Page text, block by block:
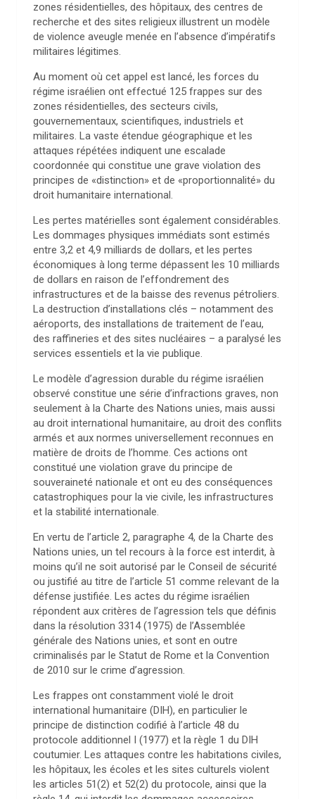
zones résidentielles, des hôpitaux, des centres de
recherche et des sites religieux illustrent un modèle
de violence aveugle menée en l’absence d’impératifs
militaires légitimes.
Au moment où cet appel est lancé, les forces du
régime israélien ont effectué 125 frappes sur des
zones résidentielles, des secteurs civils,
gouvernementaux, scientifiques, industriels et
militaires. La vaste étendue géographique et les
attaques répétées indiquent une escalade
coordonnée qui constitue une grave violation des
principes de «distinction» et de «proportionnalité» du
droit humanitaire international.
Les pertes matérielles sont également considérables.
Les dommages physiques immédiats sont estimés
entre 3,2 et 4,9 milliards de dollars, et les pertes
économiques à long terme dépassent les 10 milliards
de dollars en raison de l’effondrement des
infrastructures et de la baisse des revenus pétroliers.
La destruction d’installations clés – notamment des
aéroports, des installations de traitement de l’eau,
des raffineries et des sites nucléaires – a paralysé les
services essentiels et la vie publique.
Le modèle d’agression durable du régime israélien
observé constitue une série d’infractions graves, non
seulement à la Charte des Nations unies, mais aussi
au droit international humanitaire, au droit des conflits
armés et aux normes universellement reconnues en
matière de droits de l’homme. Ces actions ont
constitué une violation grave du principe de
souveraineté nationale et ont eu des conséquences
catastrophiques pour la vie civile, les infrastructures
et la stabilité internationale.
En vertu de l’article 2, paragraphe 4, de la Charte des
Nations unies, un tel recours à la force est interdit, à
moins qu’il ne soit autorisé par le Conseil de sécurité
ou justifié au titre de l’article 51 comme relevant de la
défense justifiée. Les actes du régime israélien
répondent aux critères de l’agression tels que définis
dans la résolution 3314 (1975) de l’Assemblée
générale des Nations unies, et sont en outre
criminalisés par le Statut de Rome et la Convention
de 2010 sur le crime d’agression.
Les frappes ont constamment violé le droit
international humanitaire (DIH), en particulier le
principe de distinction codifié à l’article 48 du
protocole additionnel I (1977) et la règle 1 du DIH
coutumier. Les attaques contre les habitations civiles,
les hôpitaux, les écoles et les sites culturels violent
les articles 51(2) et 52(2) du protocole, ainsi que la